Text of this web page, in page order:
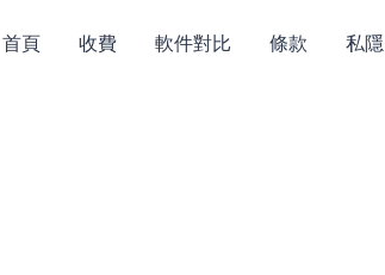
首頁 收費 軟件對比 條款 私隱